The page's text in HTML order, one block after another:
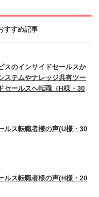
すすめ記事
スのインサイドセールスか
ステムやナレッジ共有ツー
セールスへ転職（H様・30
ルス転職者様の声(U様・30
ルス転職者様の声(H様・20